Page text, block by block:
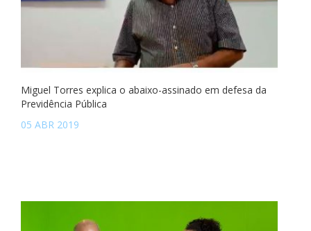
Miguel Torres explica o abaixo-assinado em defesa da
Previdência Pública
05 ABR 2019